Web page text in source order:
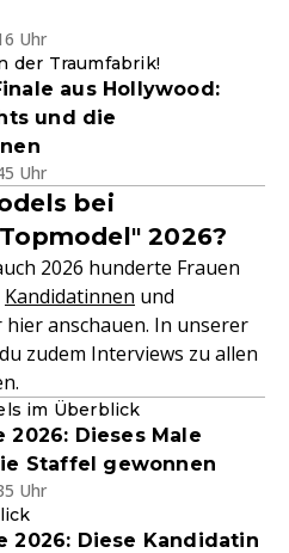
Uhr
der Traumfabrik!
aus Hollywood:
und die
Uhr
bei
2026?
2026 hunderte Frauen
Kandidatinnen und
hier anschauen. In unserer
zudem Interviews zu allen
im Überblick
2026: Dieses Male
Staffel gewonnen
Uhr
2026: Diese Kandidatin